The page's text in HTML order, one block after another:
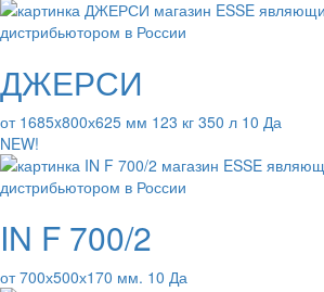
ДЖЕРСИ
от 1685x800х625 мм 123 кг 350 л 10 Да
NEW!
IN F 700/2
от 700х500х170 мм. 10 Да